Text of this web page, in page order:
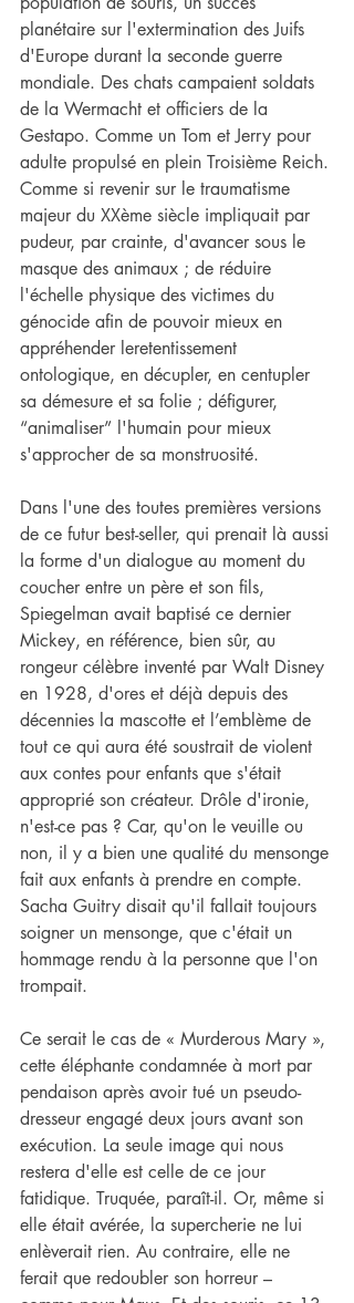
planétaire sur l'extermination des Juifs
d'Europe durant la seconde guerre
mondiale. Des chats campaient soldats
de la Wermacht et officiers de la
Gestapo. Comme un Tom et Jerry pour
adulte propulsé en plein Troisième Reich.
Comme si revenir sur le traumatisme
majeur du XXème siècle impliquait par
pudeur, par crainte, d'avancer sous le
masque des animaux ; de réduire
l'échelle physique des victimes du
génocide afin de pouvoir mieux en
appréhender leretentissement
ontologique, en décupler, en centupler
sa démesure et sa folie ; défigurer,
“animaliser” l'humain pour mieux
s'approcher de sa monstruosité.
Dans l'une des toutes premières versions
de ce futur best-seller, qui prenait là aussi
la forme d'un dialogue au moment du
coucher entre un père et son fils,
Spiegelman avait baptisé ce dernier
Mickey, en référence, bien sûr, au
rongeur célèbre inventé par Walt Disney
en 1928, d'ores et déjà depuis des
décennies la mascotte et l’emblème de
tout ce qui aura été soustrait de violent
aux contes pour enfants que s'était
approprié son créateur. Drôle d'ironie,
n'est-ce pas ? Car, qu'on le veuille ou
non, il y a bien une qualité du mensonge
fait aux enfants à prendre en compte.
Sacha Guitry disait qu'il fallait toujours
soigner un mensonge, que c'était un
hommage rendu à la personne que l'on
trompait.
Ce serait le cas de « Murderous Mary »,
cette éléphante condamnée à mort par
pendaison après avoir tué un pseudo-
dresseur engagé deux jours avant son
exécution. La seule image qui nous
restera d'elle est celle de ce jour
fatidique. Truquée, paraît-il. Or, même si
elle était avérée, la supercherie ne lui
enlèverait rien. Au contraire, elle ne
ferait que redoubler son horreur –